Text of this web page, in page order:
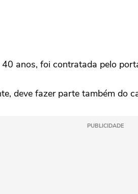
anos, foi contratada pelo
deve fazer parte também do
PUBLICIDADE